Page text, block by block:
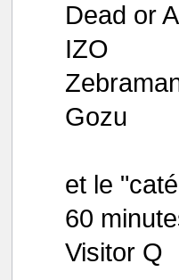
Dead or
IZO
Gozu
et le
60
Visitor Q